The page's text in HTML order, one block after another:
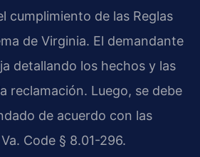
cumplimiento de las Reglas
de Virginia. El demandante
detallando los hechos y las
reclamación. Luego, se debe
de acuerdo con las
Code § 8.01-296.